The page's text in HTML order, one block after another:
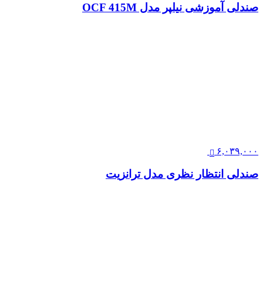
صندلی آموزشی نیلپر مدل OCF 415M
۶,۰۳۹,۰۰۰
صندلی انتظار نظری مدل ترانزیت